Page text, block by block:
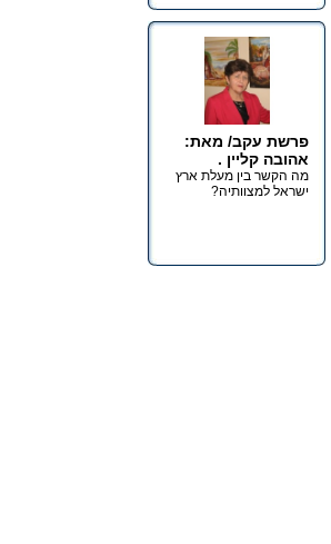
פרשת עקב/ מאת:
אהובה קליין .
מה הקשר בין מעלת ארץ
ישראל למצוותיה?